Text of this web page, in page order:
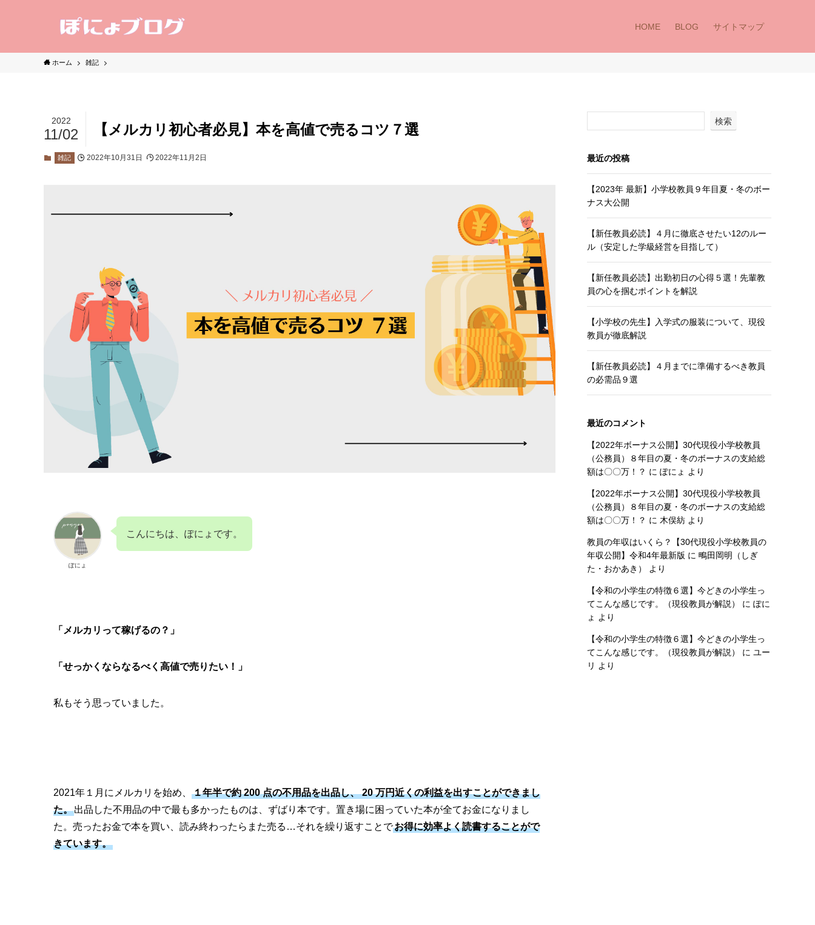
HOME BLOG サイトマップ
ホーム 雑記
【メルカリ初心者必見】本を高値で売るコツ７選
2022
11/02
雑記 2022年10月31日 2022年11月2日
ぽにょ
こんにちは、ぽにょです。
「メルカリって稼げるの？」
「せっかくならなるべく高値で売りたい！」
私もそう思っていました。
2021年１月にメルカリを始め、 １年半で約 200 点の不用品を出品し、 20 万円近くの利益を出すことができまし
た。出品した不用品の中で最も多かったものは、ずばり本です。置き場に困っていた本が全てお金になりまし
た。売ったお金で本を買い、読み終わったらまた売る…それを繰り返すことでお得に効率よく読書することがで
きています。
検索
最近の投稿
【2023年 最新】小学校教員９年目夏・冬のボー
ナス大公開
【新任教員必読】４月に徹底させたい12のルー
ル（安定した学級経営を目指して）
【新任教員必読】出勤初日の心得５選！先輩教
員の心を掴むポイントを解説
【小学校の先生】入学式の服装について、現役
教員が徹底解説
【新任教員必読】４月までに準備するべき教員
の必需品９選
最近のコメント
【2022年ボーナス公開】30代現役小学校教員
（公務員）８年目の夏・冬のボーナスの支給総
額は〇〇万！？ に ぽにょ より
【2022年ボーナス公開】30代現役小学校教員
（公務員）８年目の夏・冬のボーナスの支給総
額は〇〇万！？ に 木俣紡 より
教員の年収はいくら？【30代現役小学校教員の
年収公開】令和4年最新版 に 鴫田岡明（しぎ
た・おかあき）
より
【令和の小学生の特徴６選】今どきの小学生っ
てこんな感じです。（現役教員が解説）
に ぽに
ょ より
【令和の小学生の特徴６選】今どきの小学生っ
てこんな感じです。（現役教員が解説）
に ユー
リ より